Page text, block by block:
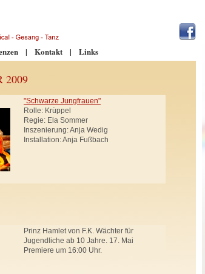
| Kontakt | Links
2009
"Schwarze Jungfrauen"
Rolle: Krüppel
Regie: Ela Sommer
Inszenierung: Anja Wedig
Installation: Anja Fußbach
Prinz Hamlet von F.K. Wächter für
Jugendliche ab 10 Jahre. 17. Mai
Premiere um 16:00 Uhr.